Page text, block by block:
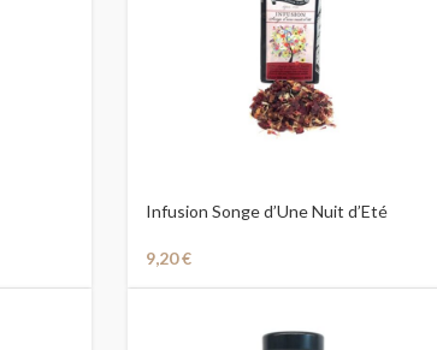
Infusion Songe d’Une Nuit d’Eté
9,20€